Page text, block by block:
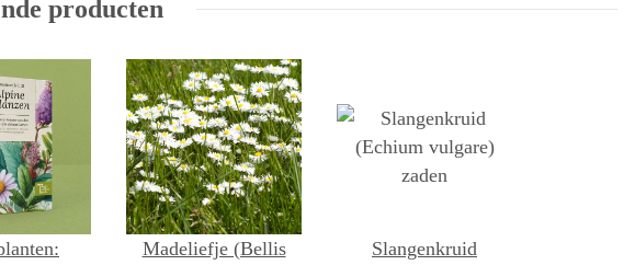
producten
Madeliefje (Bellis
Slangenkruid